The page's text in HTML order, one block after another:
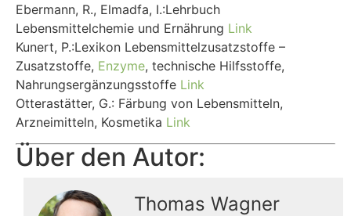
Ebermann, R., Elmadfa, I.:Lehrbuch
Lebensmittelchemie und Ernährung Link
Kunert, P.:Lexikon Lebensmittelzusatzstoffe –
Zusatzstoffe, Enzyme, technische Hilfsstoffe,
Nahrungsergänzungsstoffe Link
Otterastätter, G.: Färbung von Lebensmitteln,
Arzneimitteln, Kosmetika Link
Über den Autor:
Thomas Wagner